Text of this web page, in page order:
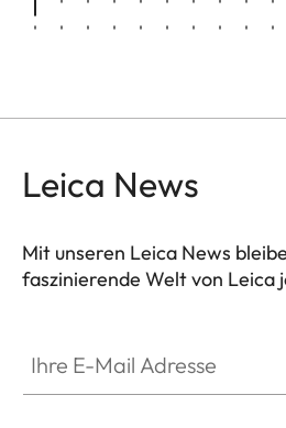
Leica News
Mit unseren Leica News
faszinierende Welt von